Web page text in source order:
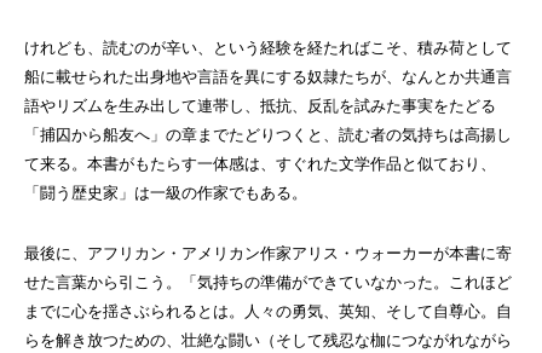
けれども、読むのが辛い、という経験を経たればこそ、積み荷として
船に載せられた出身地や言語を異にする奴隷たちが、なんとか共通言
語やリズムを生み出して連帯し、抵抗、反乱を試みた事実をたどる
「捕囚から船友へ」の章までたどりつくと、読む者の気持ちは高揚し
て来る。本書がもたらす一体感は、すぐれた文学作品と似ており、
「闘う歴史家」は一級の作家でもある。
最後に、アフリカン・アメリカン作家アリス・ウォーカーが本書に寄
せた言葉から引こう。「気持ちの準備ができていなかった。これほど
までに心を揺さぶられるとは。人々の勇気、英知、そして自尊心。自
らを解き放つための、壮絶な闘い（そして残忍な枷につながれながら